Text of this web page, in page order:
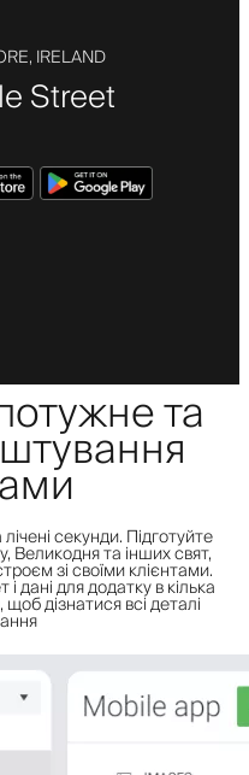
IRELAND
Street
та
секунди. Підготуйте
Великодня та інших свят,
зі своїми клієнтами.
дані для додатку в кілька
щоб дізнатися всі деталі